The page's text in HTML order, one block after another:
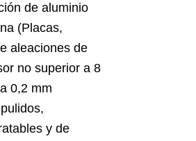
de aluminio
(Placas,
aleaciones de
no superior a 8
0,2 mm
y de